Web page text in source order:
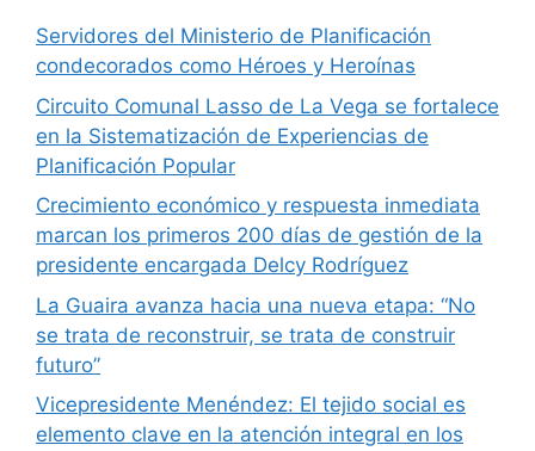
Servidores del Ministerio de Planificación
condecorados como Héroes y Heroínas
Circuito Comunal Lasso de La Vega se fortalece
en la Sistematización de Experiencias de
Planificación Popular
Crecimiento económico y respuesta inmediata
marcan los primeros 200 días de gestión de la
presidente encargada Delcy Rodríguez
La Guaira avanza hacia una nueva etapa: “No
se trata de reconstruir, se trata de construir
futuro”
Vicepresidente Menéndez: El tejido social es
elemento clave en la atención integral en los